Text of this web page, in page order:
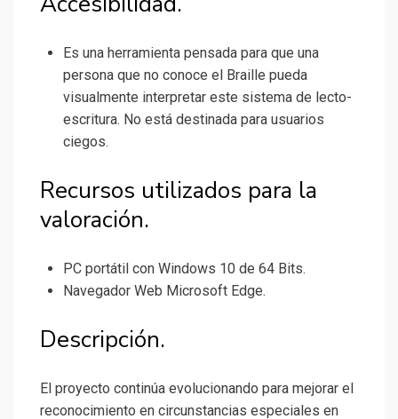
Es una herramienta pensada para que una
persona que no conoce el Braille pueda
visualmente interpretar este sistema de lecto-
escritura. No está destinada para usuarios
ciegos.
Recursos utilizados para la
valoración.
PC portátil con Windows 10 de 64 Bits.
Navegador Web Microsoft Edge.
Descripción.
El proyecto continúa evolucionando para mejorar el
reconocimiento en circunstancias especiales en